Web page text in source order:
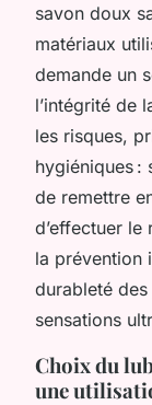
savon doux
matériaux
demande un
l’intégrité de
les risques,
hygiéniques :
de remettre
d’effectuer
la prévention
durableté
sensations
Choix du
une